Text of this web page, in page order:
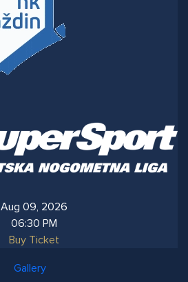
Aug 09, 2026
06:30 PM
Buy Ticket
Gallery